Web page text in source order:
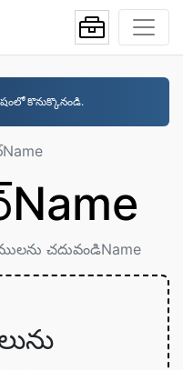
కొనుక్కొనండి.
చదువండిName